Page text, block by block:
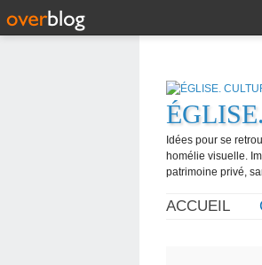
Idées pour se
homélie visuelle.
patrimoine privé,
ACCUEIL